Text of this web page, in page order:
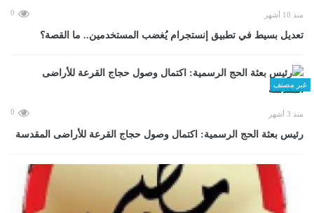
منذ 10 أشهر 0
تعديل بسيط في تطبيق إنستجرام يُغضب المستخدمين.. ما القصة؟
غير مصنف
منذ 3 أشهر 0
رئيس بعثة الحج الرسمية: اكتمال وصول حجاج القرعة للأراضى المقدسة